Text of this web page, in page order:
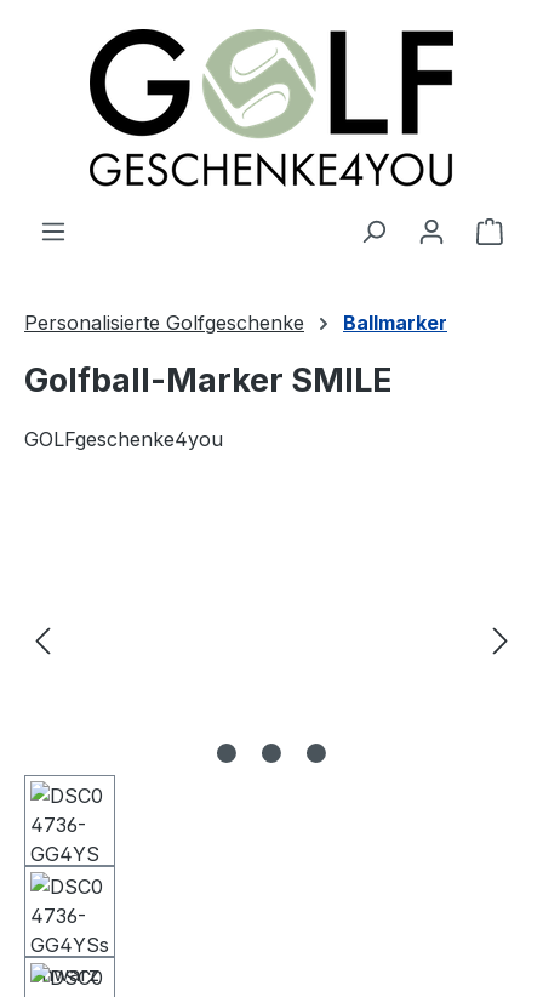
springen
Personalisierte Golfgeschenke Ballmarker
Golfball-Marker SMILE
GOLFgeschenke4you